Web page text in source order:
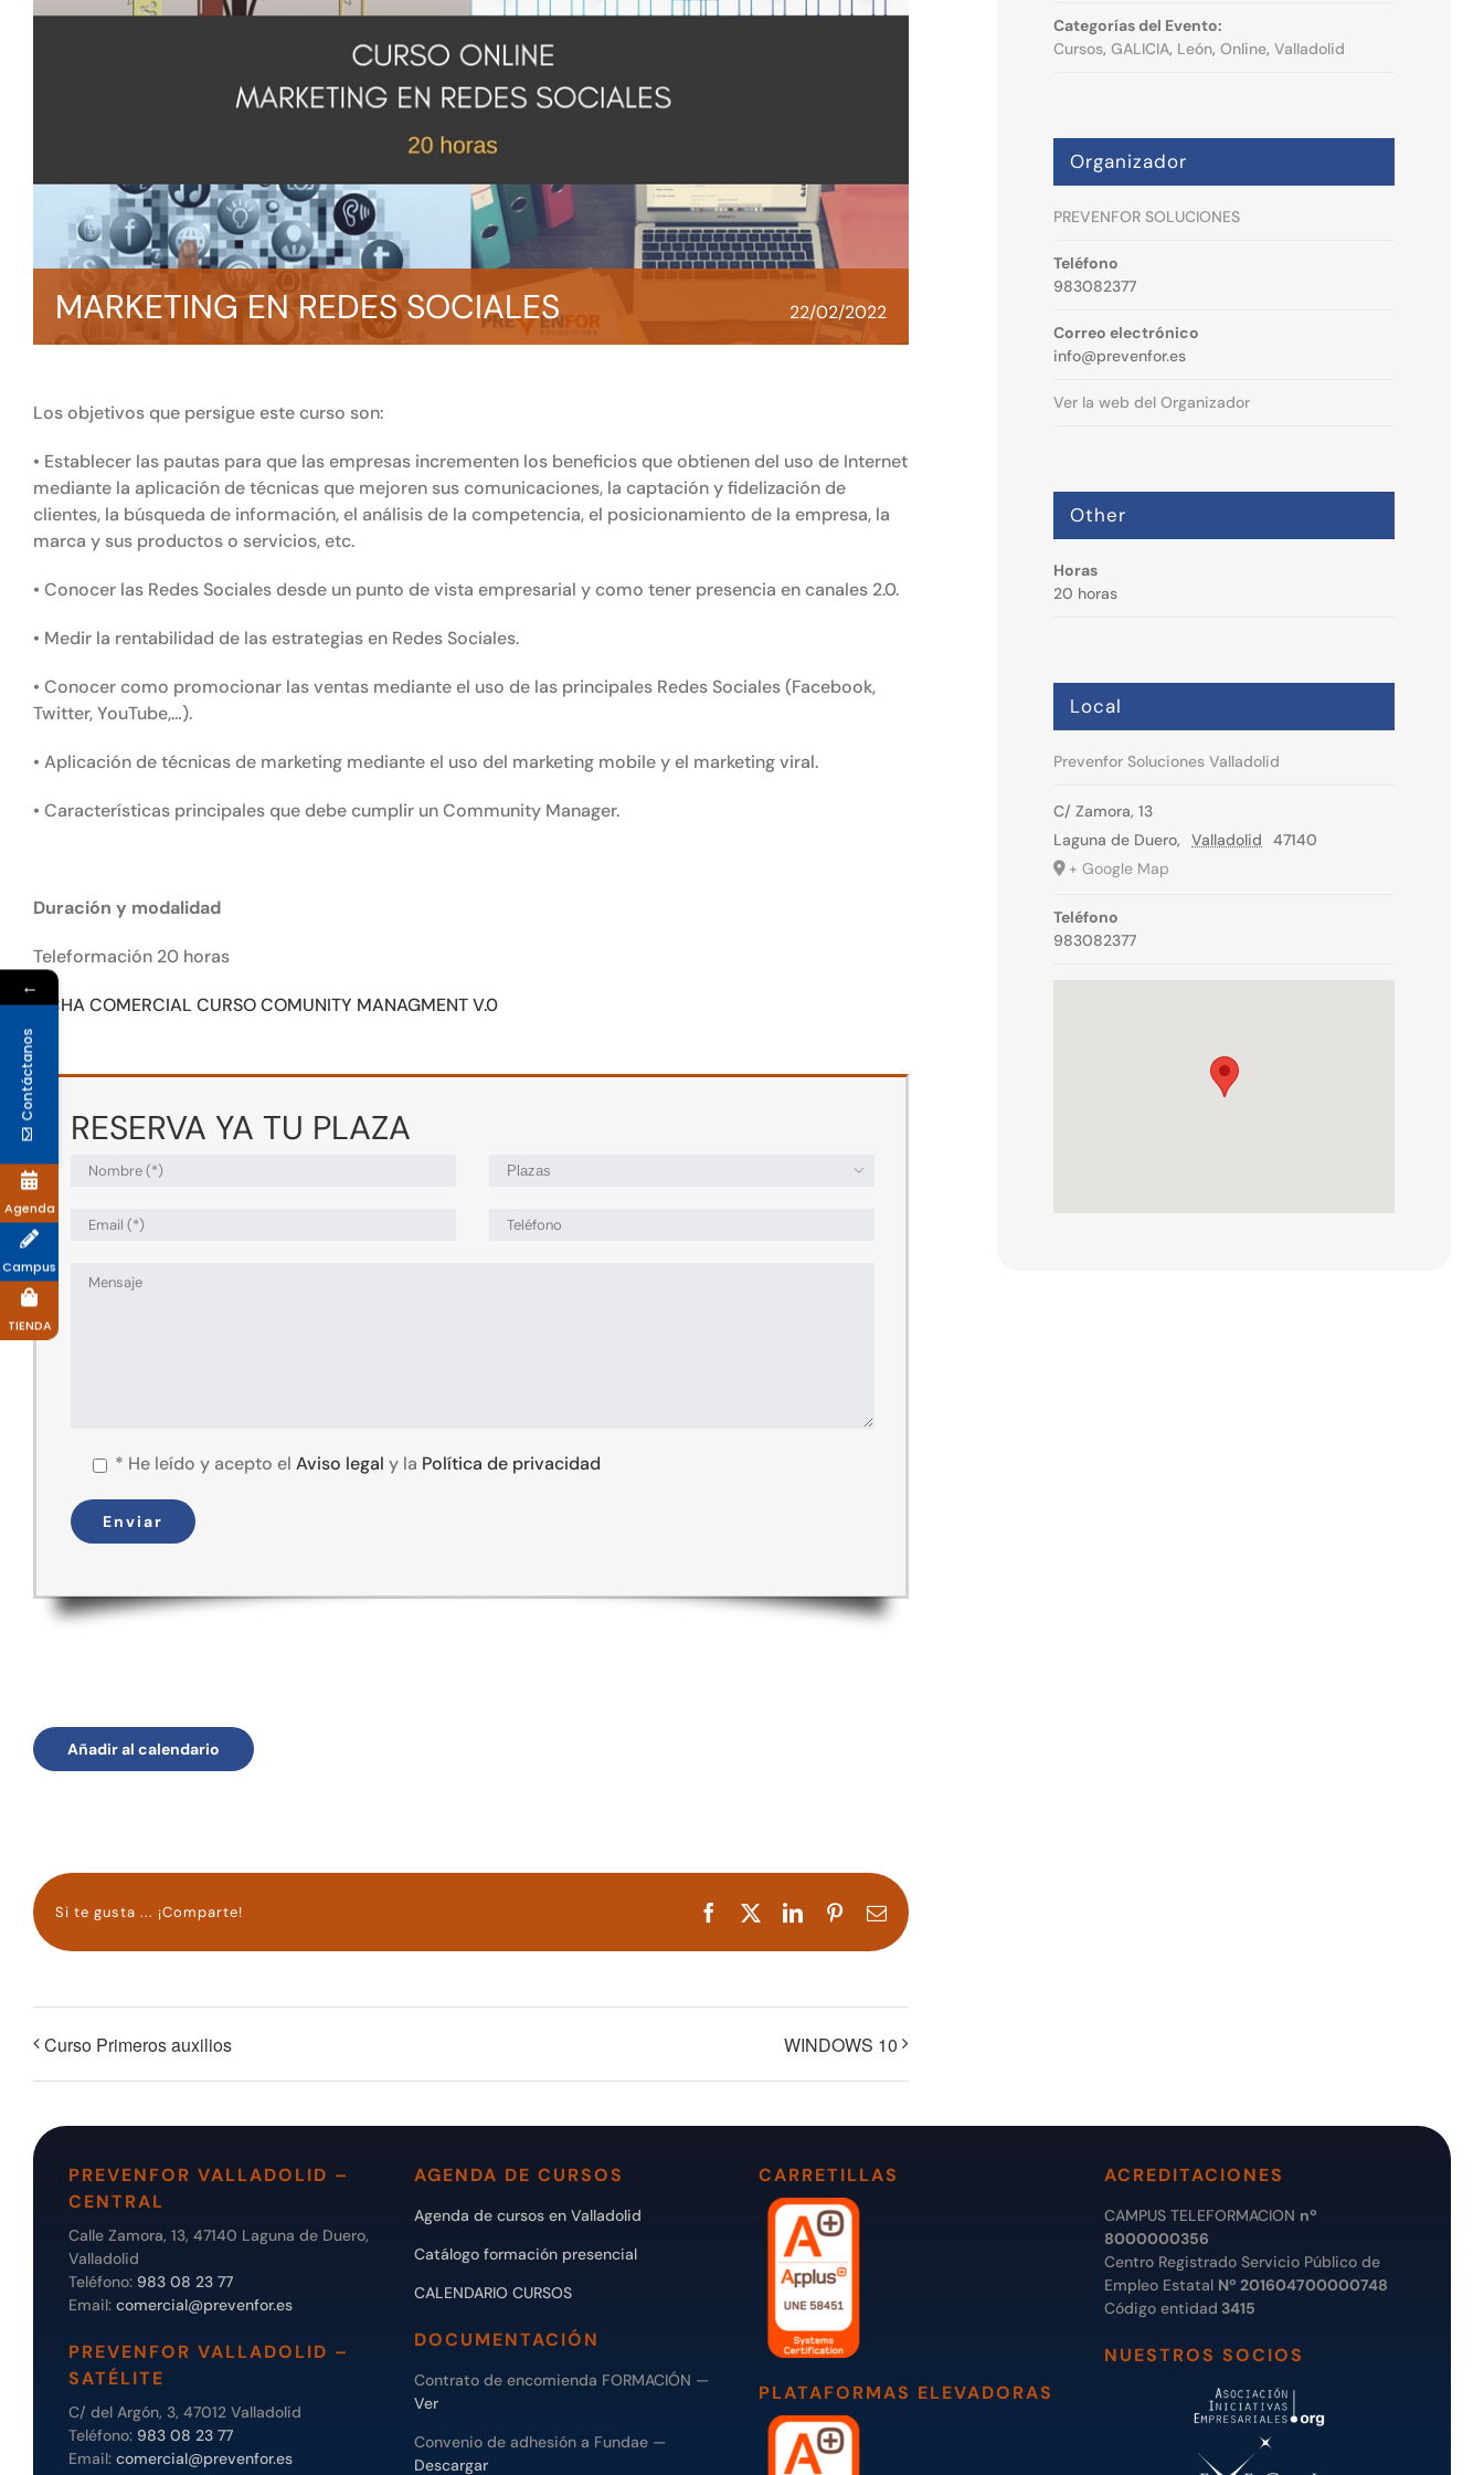
MARKETING EN REDES SOCIALES 22/02/2022
Los objetivos que persigue este curso son:
• Establecer las pautas para que las empresas incrementen los beneficios que obtienen del uso de Internet
mediante la aplicación de técnicas que mejoren sus comunicaciones, la captación y fidelización de
clientes, la búsqueda de información, el análisis de la competencia, el posicionamiento de la empresa, la
marca y sus productos o servicios, etc.
• Conocer las Redes Sociales desde un punto de vista empresarial y como tener presencia en canales 2.0.
• Medir la rentabilidad de las estrategias en Redes Sociales.
• Conocer como promocionar las ventas mediante el uso de las principales Redes Sociales (Facebook,
Twitter, YouTube,…).
• Aplicación de técnicas de marketing mediante el uso del marketing mobile y el marketing viral.
• Características principales que debe cumplir un Community Manager.
Duración y modalidad
Teleformación 20 horas
FICHA COMERCIAL CURSO COMUNITY MANAGMENT V.0
RESERVA YA TU PLAZA

* He leído y acepto el Aviso legal y la Política de privacidad
Añadir al calendario
Si te gusta ... ¡Comparte! Facebook LinkedInPinterestCorreo
electrónico
Curso Primeros auxilios WINDOWS 10
Categorías del Evento:
Cursos,GALICIA, León,Online,Valladolid
Organizador
PREVENFOR SOLUCIONES
Teléfono
983082377
Correo electrónico
info@prevenfor.es
Ver la web del Organizador
Other
Horas
20 horas
Local
Prevenfor Soluciones Valladolid
C/ Zamora, 13
Laguna de Duero, Valladolid
47140
+ Google Map
Teléfono
983082377
PREVENFOR VALLADOLID –
CENTRAL
Calle Zamora, 13, 47140 Laguna de Duero,
Valladolid
Teléfono: 983 08 23 77
Email: comercial@prevenfor.es
PREVENFOR VALLADOLID –
SATÉLITE
C/ del Argón, 3, 47012 Valladolid
Teléfono: 983 08 23 77
Email: comercial@prevenfor.es
AGENDA DE CURSOS
Agenda de cursos en Valladolid
Catálogo formación presencial
CALENDARIO CURSOS
DOCUMENTACIÓN
Contrato de encomienda FORMACIÓN —
Ver
Convenio de adhesión a Fundae —
Descargar
CARRETILLAS
PLATAFORMAS ELEVADORAS
ACREDITACIONES
CAMPUS TELEFORMACION nº
8000000356
Centro Registrado Servicio Público de
Empleo Estatal Nº 201604700000748
Código entidad 3415
NUESTROS SOCIOS
←
Contáctanos
Agenda
Campus
TIENDA